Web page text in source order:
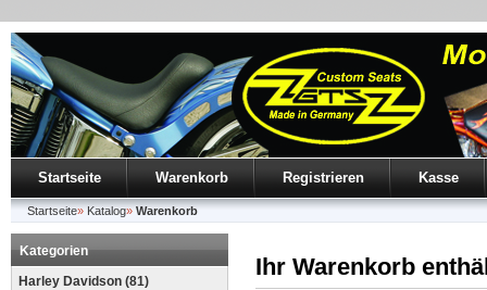
Startseite Warenkorb Registrieren Kasse
Startseite» Katalog» Warenkorb
Kategorien
Harley Davidson (81)
Ihr Warenkorb